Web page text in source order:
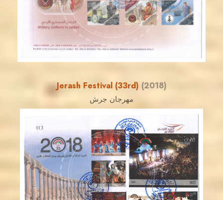
EST. 2007
Jerash Festival (33rd) (2018)
مهرجان جرش
JS
JORDANSTAMPS.COM